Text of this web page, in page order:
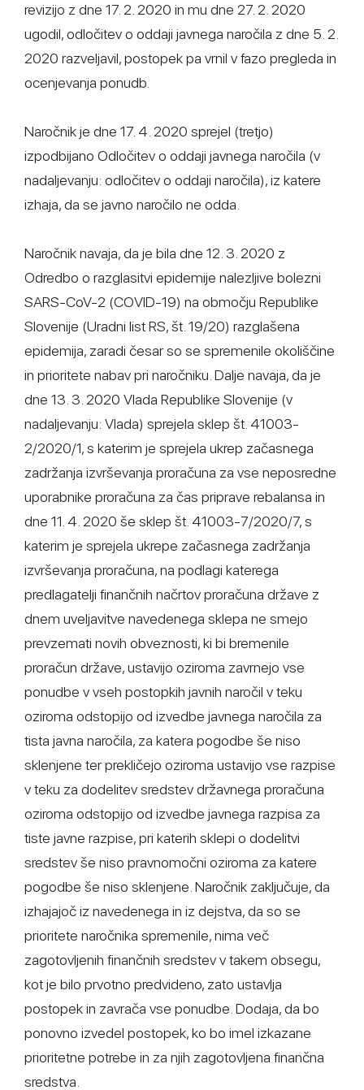
revizijo z dne 17. 2. 2020 in mu dne 27. 2. 2020
ugodil, odločitev o oddaji javnega naročila z dne 5. 2.
2020 razveljavil, postopek pa vrnil v fazo pregleda in
ocenjevanja ponudb.
Naročnik je dne 17. 4. 2020 sprejel (tretjo)
izpodbijano Odločitev o oddaji javnega naročila (v
nadaljevanju: odločitev o oddaji naročila), iz katere
izhaja, da se javno naročilo ne odda.
Naročnik navaja, da je bila dne 12. 3. 2020 z
Odredbo o razglasitvi epidemije nalezljive bolezni
SARS-CoV-2 (COVID-19) na območju Republike
Slovenije (Uradni list RS, št. 19/20) razglašena
epidemija, zaradi česar so se spremenile okoliščine
in prioritete nabav pri naročniku. Dalje navaja, da je
dne 13. 3. 2020 Vlada Republike Slovenije (v
nadaljevanju: Vlada) sprejela sklep št. 41003-
2/2020/1, s katerim je sprejela ukrep začasnega
zadržanja izvrševanja proračuna za vse neposredne
uporabnike proračuna za čas priprave rebalansa in
dne 11. 4. 2020 še sklep št. 41003-7/2020/7, s
katerim je sprejela ukrepe začasnega zadržanja
izvrševanja proračuna, na podlagi katerega
predlagatelji finančnih načrtov proračuna države z
dnem uveljavitve navedenega sklepa ne smejo
prevzemati novih obveznosti, ki bi bremenile
proračun države, ustavijo oziroma zavrnejo vse
ponudbe v vseh postopkih javnih naročil v teku
oziroma odstopijo od izvedbe javnega naročila za
tista javna naročila, za katera pogodbe še niso
sklenjene ter prekličejo oziroma ustavijo vse razpise
v teku za dodelitev sredstev državnega proračuna
oziroma odstopijo od izvedbe javnega razpisa za
tiste javne razpise, pri katerih sklepi o dodelitvi
sredstev še niso pravnomočni oziroma za katere
pogodbe še niso sklenjene. Naročnik zaključuje, da
izhajajoč iz navedenega in iz dejstva, da so se
prioritete naročnika spremenile, nima več
zagotovljenih finančnih sredstev v takem obsegu,
kot je bilo prvotno predvideno, zato ustavlja
postopek in zavrača vse ponudbe. Dodaja, da bo
ponovno izvedel postopek, ko bo imel izkazane
prioritetne potrebe in za njih zagotovljena finančna
sredstva.